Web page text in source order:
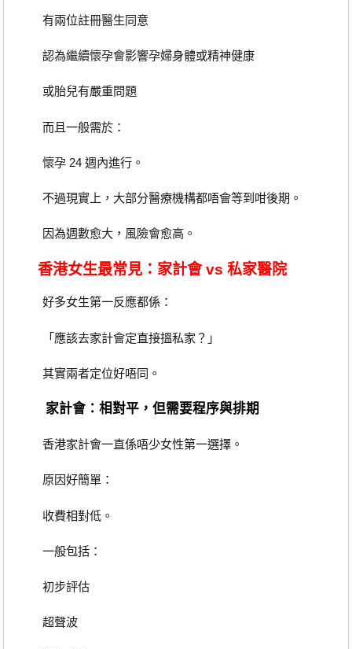
有兩位註冊醫生同意
認為繼續懷孕會影響孕婦身體或精神健康
或胎兒有嚴重問題
而且一般需於：
懷孕 24 週內進行。
不過現實上，大部分醫療機構都唔會等到咁後期。
因為週數愈大，風險會愈高。
香港女生最常見：家計會 vs 私家醫院
好多女生第一反應都係：
「應該去家計會定直接搵私家？」
其實兩者定位好唔同。
家計會：相對平，但需要程序與排期
香港家計會一直係唔少女性第一選擇。
原因好簡單：
收費相對低。
一般包括：
初步評估
超聲波